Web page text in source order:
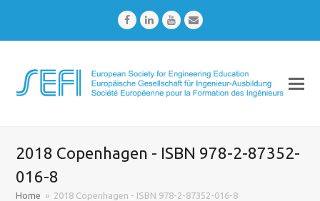
FacebookLinkedInYoutubeEmail
2018 Copenhagen - ISBN 978-2-87352-
016-8
Home » 2018 Copenhagen - ISBN 978-2-87352-016-8